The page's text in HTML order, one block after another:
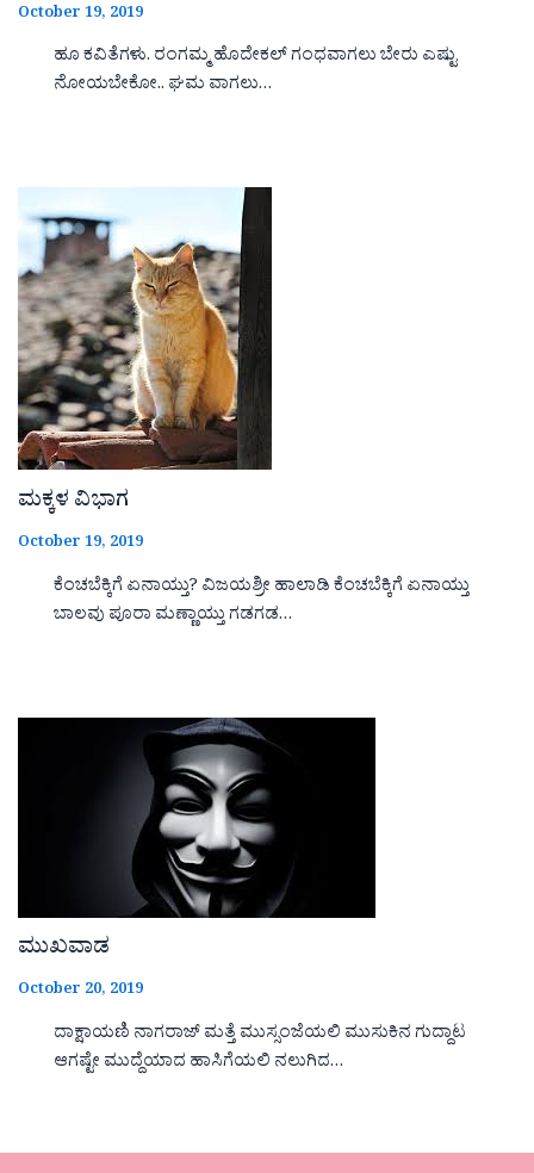
October 19, 2019
ಹೂ ಕವಿತೆಗಳು. ರಂಗಮ್ಮ ಹೊದೇಕಲ್ ಗಂಧವಾಗಲು ಬೇರು ಎಷ್ಟು
ನೋಯಬೇಕೋ.. ಘಮ ವಾಗಲು…
ಮಕ್ಕಳ ವಿಭಾಗ
October 19, 2019
ಕೆಂಚಬೆಕ್ಕಿಗೆ ಏನಾಯ್ತು? ವಿಜಯಶ್ರೀ ಹಾಲಾಡಿ ಕೆಂಚಬೆಕ್ಕಿಗೆ ಏನಾಯ್ತು
ಬಾಲವು ಪೂರಾ ಮಣ್ಣಾಯ್ತು ಗಡಗಡ…
ಮುಖವಾಡ
October 20, 2019
ದಾಕ್ಷಾಯಣಿ ನಾಗರಾಜ್ ಮತ್ತೆ ಮುಸ್ಸಂಜೆಯಲಿ ಮುಸುಕಿನ ಗುದ್ದಾಟ
ಆಗಷ್ಟೇ ಮುದ್ದೆಯಾದ ಹಾಸಿಗೆಯಲಿ ನಲುಗಿದ…